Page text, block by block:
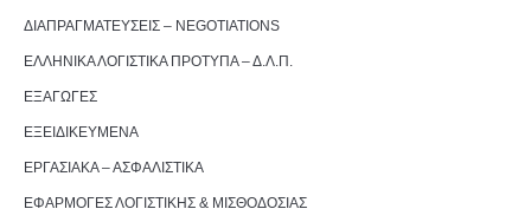
ΔΙΑΠΡΑΓΜΑΤΕΥΣΕΙΣ – NEGOTIATIONS
ΕΛΛΗΝΙΚΑ ΛΟΓΙΣΤΙΚΑ ΠΡΟΤΥΠΑ – Δ.Λ.Π.
ΕΞΑΓΩΓΕΣ
ΕΞΕΙΔΙΚΕΥΜΕΝΑ
ΕΡΓΑΣΙΑΚΑ – ΑΣΦΑΛΙΣΤΙΚΑ
ΕΦΑΡΜΟΓΕΣ ΛΟΓΙΣΤΙΚΗΣ & ΜΙΣΘΟΔΟΣΙΑΣ